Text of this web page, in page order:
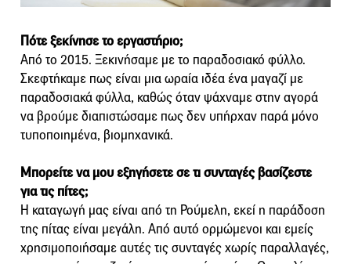
Πότε ξεκίνησε το εργαστήριο;
Από το 2015. Ξεκινήσαμε με το παραδοσιακό φύλλο.
Σκεφτήκαμε πως είναι μια ωραία ιδέα ένα μαγαζί με
παραδοσιακά φύλλα, καθώς όταν ψάχναμε στην αγορά
να βρούμε διαπιστώσαμε πως δεν υπήρχαν παρά μόνο
τυποποιημένα, βιομηχανικά.
Μπορείτε να μου εξηγήσετε σε τι συνταγές βασίζεστε
για τις πίτες;
Η καταγωγή μας είναι από τη Ρούμελη, εκεί η παράδοση
της πίτας είναι μεγάλη. Από αυτό ορμώμενοι και εμείς
χρησιμοποιήσαμε αυτές τις συνταγές χωρίς παραλλαγές,